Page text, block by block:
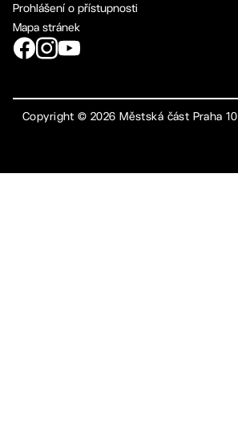
Prohlášení o přístupnosti
Mapa stránek
Copyright ©2026 Městská část Praha 10